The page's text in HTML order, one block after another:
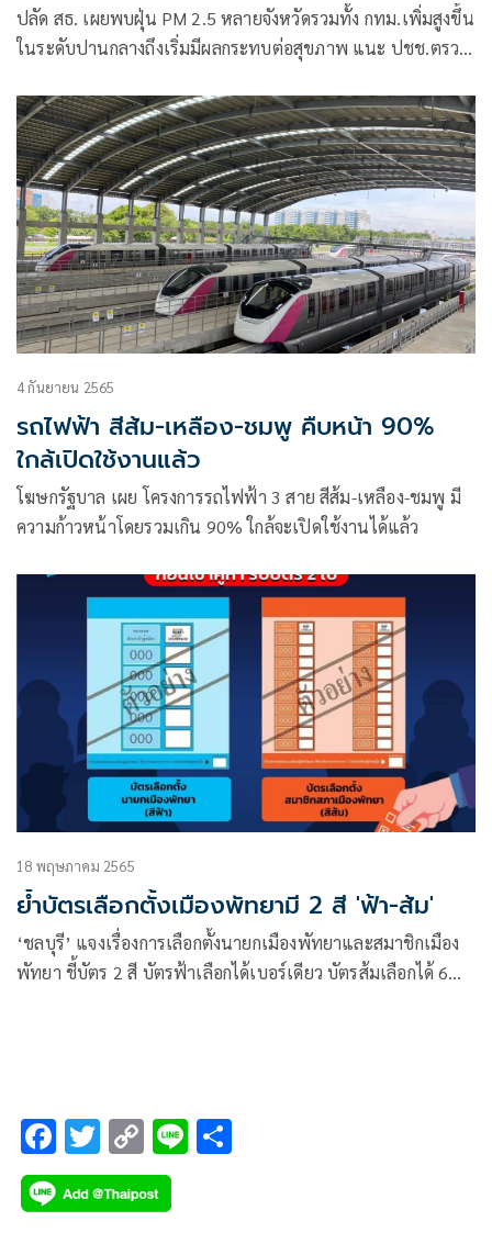
ปลัด สธ. เผยพบฝุ่น PM 2.5 หลายจังหวัดรวมทั้ง กทม.เพิ่มสูงขึ้น
ในระดับปานกลางถึงเริ่มมีผลกระทบต่อสุขภาพ แนะ ปชช.ตรวจ
4 กันยายน 2565
รถไฟฟ้า สีส้ม-เหลือง-ชมพู คืบหน้า 90%
ใกล้เปิดใช้งานแล้ว
โฆษกรัฐบาล เผย โครงการรถไฟฟ้า 3 สาย สีส้ม-เหลือง-ชมพู มี
ความก้าวหน้าโดยรวมเกิน 90% ใกล้จะเปิดใช้งานได้แล้ว
18 พฤษภาคม 2565
ย้ำบัตรเลือกตั้งเมืองพัทยามี 2 สี 'ฟ้า-ส้ม'
‘ชลบุรี’ แจงเรื่องการเลือกตั้งนายกเมืองพัทยาและสมาชิกเมือง
พัทยา ชี้บัตร 2 สี บัตรฟ้าเลือกได้เบอร์เดียว บัตรส้มเลือกได้ 6
F
ac
e
T
wi
tt
C
o
p
Li